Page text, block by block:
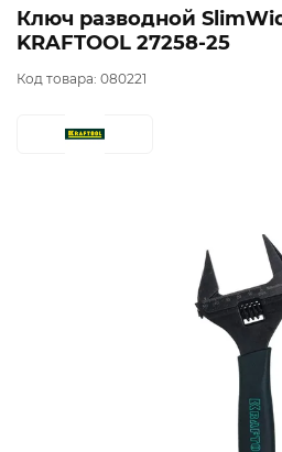
Ключ разводной
KRAFTOOL 27258-25
Код товара: 080221